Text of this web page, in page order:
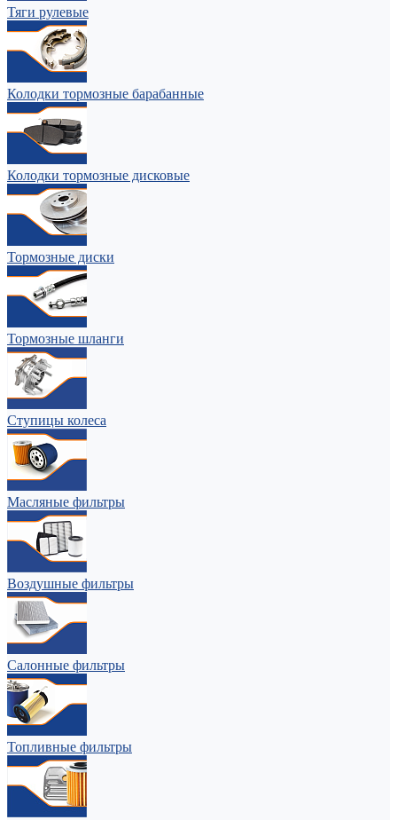
Тяги рулевые
Колодки тормозные барабанные
Колодки тормозные дисковые
Тормозные диски
Тормозные шланги
Ступицы колеса
Масляные фильтры
Воздушные фильтры
Салонные фильтры
Топливные фильтры